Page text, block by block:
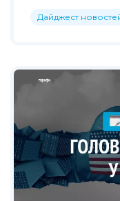
Дайджест